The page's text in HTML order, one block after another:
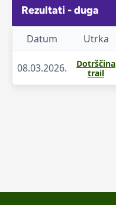
Rezultati - duga
Datum Utrka
08.03.2026.
Dotrščina
trail